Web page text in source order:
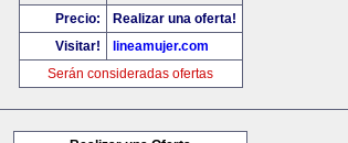
Precio:
Realizar una oferta!
Visitar!
lineamujer.com
Serán consideradas ofertas